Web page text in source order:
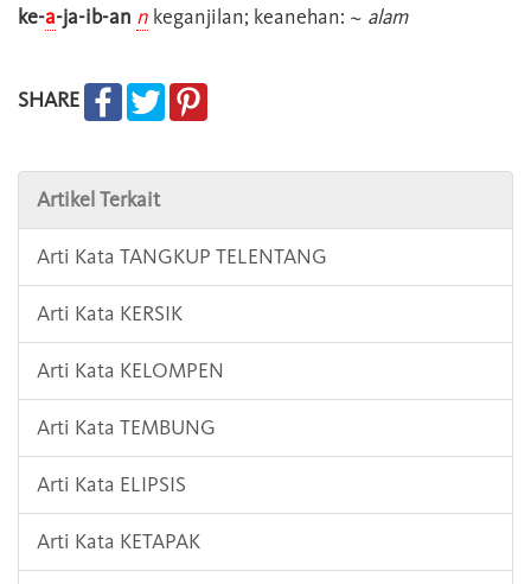
ke-a-ja-ib-an n keganjilan; keanehan: ~ alam
SHARE
Artikel Terkait
Arti Kata TANGKUP TELENTANG
Arti Kata KERSIK
Arti Kata KELOMPEN
Arti Kata TEMBUNG
Arti Kata ELIPSIS
Arti Kata KETAPAK